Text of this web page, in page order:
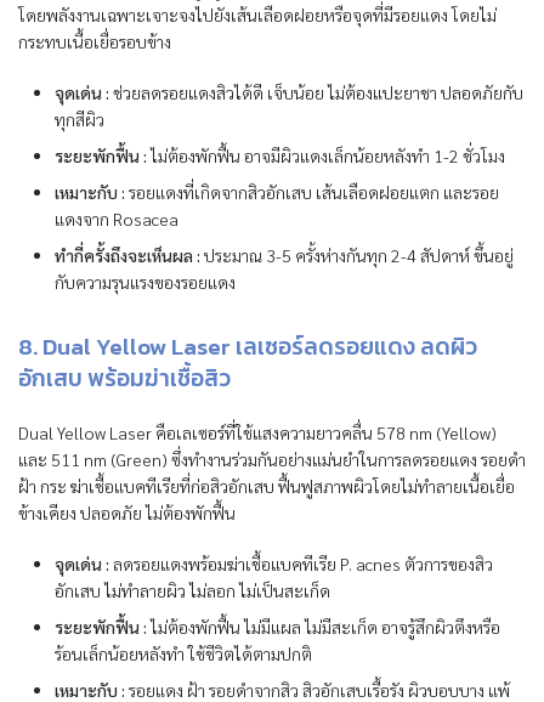
โดยพลังงานเฉพาะเจาะจงไปยังเส้นเลือดฝอยหรือจุดที่มีรอยแดง โดยไม่
กระทบเนื้อเยื่อรอบข้าง
จุดเด่น : ช่วยลดรอยแดงสิวได้ดี เจ็บน้อย ไม่ต้องแปะยาชา ปลอดภัยกับ
ทุกสีผิว
ระยะพักฟื้น :ไม่ต้องพักฟื้น อาจมีผิวแดงเล็กน้อยหลังทำ 1-2 ชั่วโมง
เหมาะกับ : รอยแดงที่เกิดจากสิวอักเสบ เส้นเลือดฝอยแตก และรอย
แดงจาก Rosacea
ทำกี่ครั้งถึงจะเห็นผล : ประมาณ 3-5 ครั้งห่างกันทุก 2-4 สัปดาห์ ขึ้นอยู่
กับความรุนแรงของรอยแดง
8. Dual Yellow Laser เลเซอร์ลดรอยแดง ลดผิว
อักเสบ พร้อมฆ่าเชื้อสิว
Dual Yellow Laser คือเลเซอร์ที่ใช้แสงความยาวคลื่น 578 nm (Yellow)
และ 511 nm (Green) ซึ่งทำงานร่วมกันอย่างแม่นยำในการลดรอยแดง รอยดำ
ฝ้า กระ ฆ่าเชื้อแบคทีเรียที่ก่อสิวอักเสบ ฟื้นฟูสภาพผิวโดยไม่ทำลายเนื้อเยื่อ
ข้างเคียง ปลอดภัย ไม่ต้องพักฟื้น
จุดเด่น : ลดรอยแดงพร้อมฆ่าเชื้อแบคทีเรีย P. acnes ตัวการของสิว
อักเสบ ไม่ทำลายผิว ไม่ลอก ไม่เป็นสะเก็ด
ระยะพักฟื้น :ไม่ต้องพักฟื้น ไม่มีแผล ไม่มีสะเก็ด อาจรู้สึกผิวตึงหรือ
ร้อนเล็กน้อยหลังทำ ใช้ชีวิตได้ตามปกติ
เหมาะกับ : รอยแดง ฝ้า รอยดำจากสิว สิวอักเสบเรื้อรัง ผิวบอบบาง แพ้